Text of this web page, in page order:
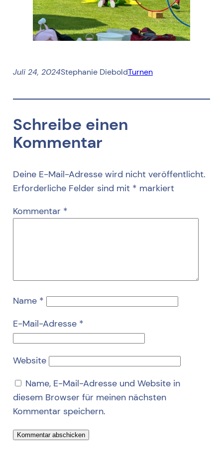
Juli 24, 2024Stephanie DieboldTurnen
Schreibe einen
Kommentar
Deine E-Mail-Adresse wird nicht veröffentlicht.
Erforderliche Felder sind mit * markiert
Kommentar *
Name *
E-Mail-Adresse *
Website
Name, E-Mail-Adresse und Website in
diesem Browser für meinen nächsten
Kommentar speichern.